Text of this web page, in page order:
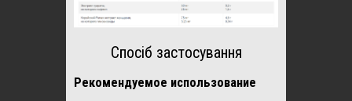
Спосіб застосування
Рекомендуемое использование